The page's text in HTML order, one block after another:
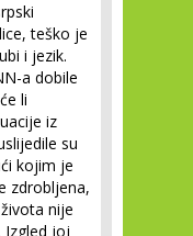
teško je
i jezik.
a dobile
li
iz
su
kojim je
zdrobljena,
nije
joj